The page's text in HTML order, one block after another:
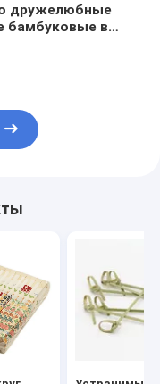
дружелюбные
бамбуковые в